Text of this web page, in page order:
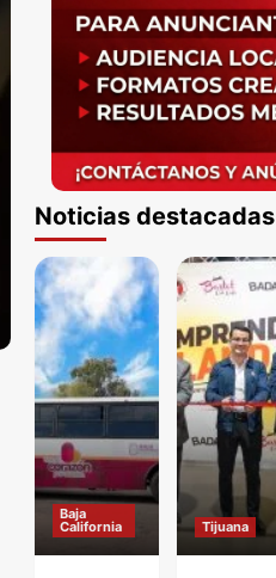
Noticias destacadas
Baja
California Tijuana